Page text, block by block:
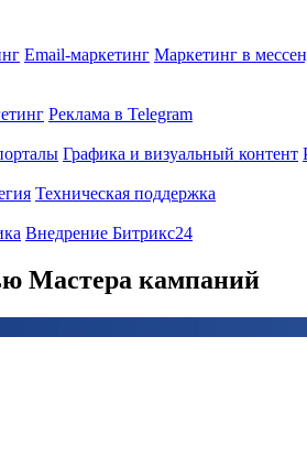
Email-маркетинг Маркетинг в
Реклама в Telegram
Графика и визуальный контент
Техническая поддержка
Внедрение Битрикс24
Мастера кампаний